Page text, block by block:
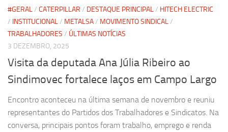
#GERAL/ CATERPILLAR / DESTAQUE PRINCIPAL/ HITECH ELECTRIC
/ INSTITUCIONAL/ METALSA/ MOVIMENTO SINDICAL/
TRABALHADORES / ÚLTIMAS NOTÍCIAS
3 DEZEMBRO, 2025
Visita da deputada Ana Júlia Ribeiro ao
Sindimovec fortalece laços em Campo Largo
Encontro aconteceu na última semana de novembro e reuniu
representantes do Partidos dos Trabalhadores e Sindicatos. Na
conversa, principais pontos foram trabalho, emprego e renda